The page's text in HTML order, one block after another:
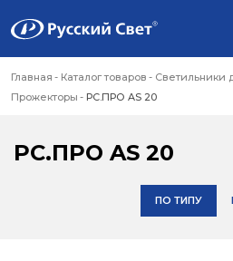
Главная Каталог товаров
Светильники
Прожекторы
РС.ПРО AS 20
РС.ПРО AS 20
ПО ТИПУ